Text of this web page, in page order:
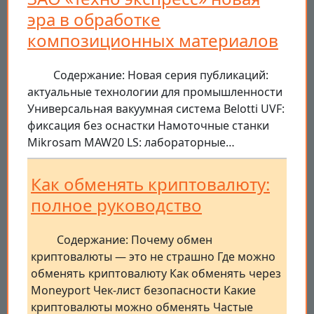
эра в обработке
композиционных материалов
Содержание: Новая серия публикаций:
актуальные технологии для промышленности
Универсальная вакуумная система Belotti UVF:
фиксация без оснастки Намоточные станки
Mikrosam MAW20 LS: лабораторные…
Как обменять криптовалюту:
полное руководство
Содержание: Почему обмен
криптовалюты — это не страшно Где можно
обменять криптовалюту Как обменять через
Moneyport Чек-лист безопасности Какие
криптовалюты можно обменять Частые